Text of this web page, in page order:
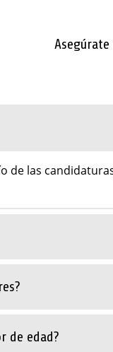
de las
de edad?